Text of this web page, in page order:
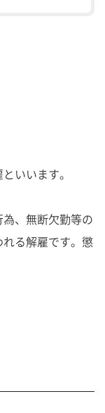
いいます。
、無断欠勤等の
る解雇です。懲